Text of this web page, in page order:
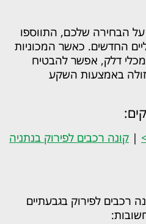
הבחירה שלכם, התווספו
החדשים. כאשר המכוניות
דלק, אפשר להבטיח
זולה באמצעות השקע
| קונה רכבים לפירוק בנתניה
לפירוק בגבעתיים